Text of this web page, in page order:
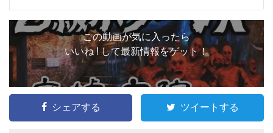
この動画が気に入ったら
いいね ! して最新情報をゲット！
シェアする ツイートする